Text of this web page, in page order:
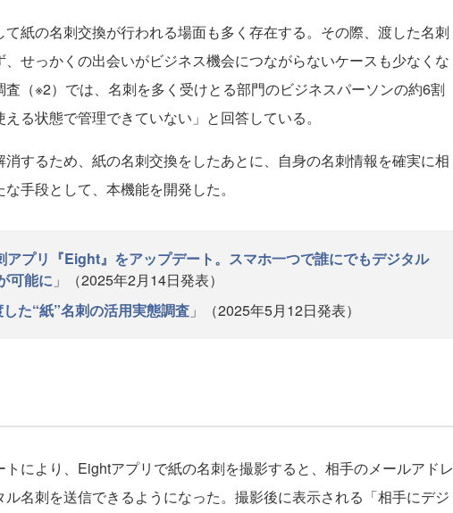
紙の名刺交換が行われる場面も多く存在する。その際、渡した名刺
、せっかくの出会いがビジネス機会につながらないケースも少なくな
査（※2）では、名刺を多く受けとる部門のビジネスパーソンの約6割
る状態で管理できていない」と回答している。
するため、紙の名刺交換をしたあとに、自身の名刺情報を確実に相
手段として、本機能を開発した。
アプリ『Eight』をアップデート。スマホ一つで誰にでもデジタル
可能に 」（2025年2月14日発表）
た“紙”名刺の活用実態調査 」（2025年5月12日発表）
により、Eightアプリで紙の名刺を撮影すると、相手のメールアドレ
ル名刺を送信できるようになった。撮影後に表示される「相手にデジ